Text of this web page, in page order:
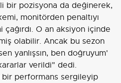
bir pozisyona da değinerek,
monitörden penaltıyı
O an aksiyon içinde
olabilir. Ancak bu sezon
yanlışsın, ben doğruyum'
verildi" dedi.
performans sergileyip